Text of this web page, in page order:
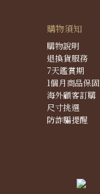
購物須知
購物說明
退換貨服務
7天鑑賞期
1個月商品保固
海外顧客訂購
尺寸挑選
防詐騙提醒